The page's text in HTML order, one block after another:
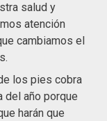
salud y
atención
cambiamos el
los pies cobra
del año porque
harán que